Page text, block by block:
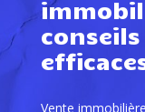
Vente immobilière